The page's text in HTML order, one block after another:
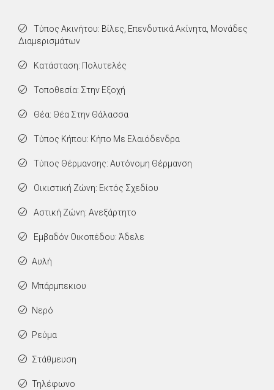
Τύπος Ακινήτου: Βίλες, Επενδυτικά Ακίνητα, Μονάδες
Διαμερισμάτων
Κατάσταση: Πολυτελές
Τοποθεσία: Στην Εξοχή
Θέα: Θέα Στην Θάλασσα
Τύπος Κήπου: Κήπο Με Ελαιόδενδρα
Τύπος Θέρμανσης: Αυτόνομη Θέρμανση
Οικιστική Ζώνη: Εκτός Σχεδίου
Αστική Ζώνη: Ανεξάρτητο
Εμβαδόν Οικοπέδου: Άδελε
Αυλή
Μπάρμπεκιου
Νερό
Ρεύμα
Στάθμευση
Τηλέφωνο